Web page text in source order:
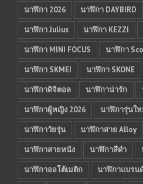
นาฬิกา 2026
นาฬิกา DAYBIRD
นาฬิกา Julius
นาฬิกา KEZZI
นาฬิกา MINI FOCUS
นาฬิกา
นาฬิกา SKMEI
นาฬิกา SKONE
นาฬิกาดิจิตอล
นาฬิกาน่ารัก
นาฬิกาผู้หญิง 2026
นาฬิการุ่นใ
นาฬิกาวัยรุ่น
นาฬิกาสาย Alloy
นาฬิกาสายหนัง
นาฬิกาสีดำ
นาฬิกาออโต้เมติก
นาฬิกาแบรน